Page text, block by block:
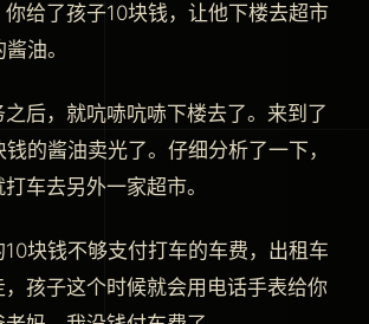
给了孩子10块钱，让他下楼去超市
油。
后，就吭哧吭哧下楼去了。来到了
的酱油卖光了。仔细分析了一下，
车去另外一家超市。
块钱不够支付打车的车费，出租车
孩子这个时候就会用电话手表给你